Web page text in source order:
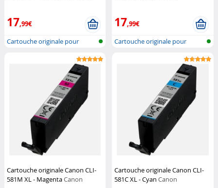
17,99€
Cartouche originale pour
17,99€
Cartouche originale pour
Cartouche originale Canon CLI-
581M XL - MagentaCanon
Cartouche originale Canon CLI-
581C XL - CyanCanon